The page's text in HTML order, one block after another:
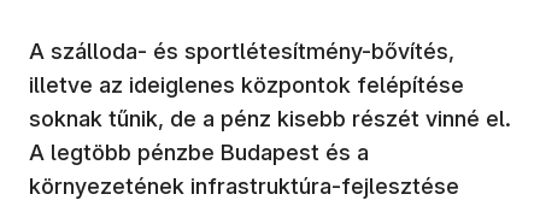
A szálloda- és sportlétesítmény-bővítés,
illetve az ideiglenes központok felépítése
soknak tűnik, de a pénz kisebb részét vinné el.
A legtöbb pénzbe Budapest és a
környezetének infrastruktúra-fejlesztése